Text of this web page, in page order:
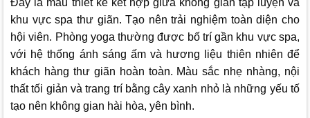
khu vực spa thư giãn. Tạo nên trải nghiệm toàn diện cho
hội viên. Phòng yoga thường được bố trí gần khu vực spa,
với hệ thống ánh sáng ấm và hương liệu thiên nhiên để
khách hàng thư giãn hoàn toàn. Màu sắc nhẹ nhàng, nội
thất tối giản và trang trí bằng cây xanh nhỏ là những yếu tố
tạo nên không gian hài hòa, yên bình.